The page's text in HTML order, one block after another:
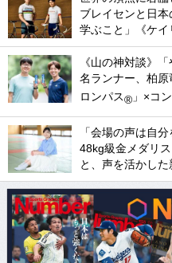
ブレイセンと日
学ぶこと」《ケイ
《山の神対談》
名ランナー、柏
ロンパス® 」×コ
「会場の声は自
48kg級金メダリ
と、声を活かし